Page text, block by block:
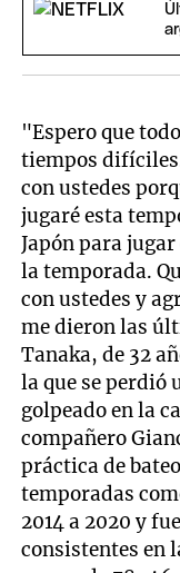
"Espero que
tiempos
con ustedes
jugaré esta
Japón para
la temporada.
con ustedes y
me dieron las
Tanaka, de 32
la que se perdió
golpeado en la
compañero
práctica de
temporadas
2014 a 2020 y
consistentes en